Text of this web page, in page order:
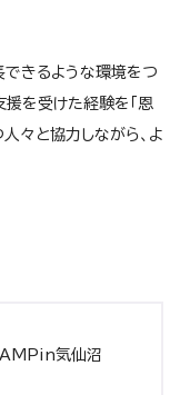
きるような環境をつ
援を受けた経験を「恩
々と協力しながら、よ
気仙沼